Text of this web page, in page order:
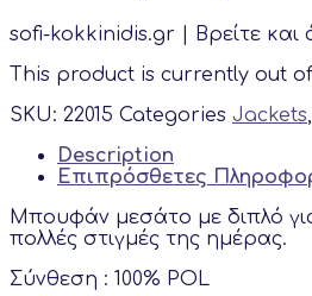
sofi-kokkinidis.gr | Bρείτε
This product is currently out
SKU: 22015 Categories Jackets,
Description
Επιπρόσθετες
Μπουφάν μεσάτο με διπλό
πολλές στιγμές της ημέρας.
Σύνθεση : 100% POL